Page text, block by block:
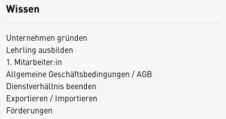
Wissen
Unternehmen gründen
Lehrling ausbilden
1. Mitarbeiter:in
Allgemeine Geschäftsbedingungen / AGB
Dienstverhältnis beenden
Exportieren / Importieren
Förderungen